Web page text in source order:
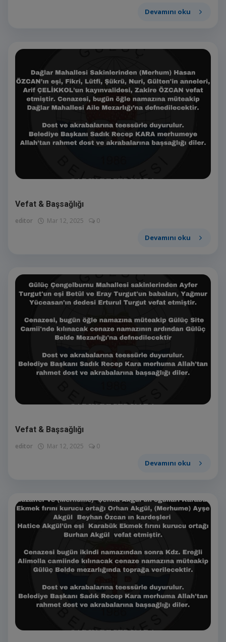
Devamını oku
Vefat & Başsağlığı
editor Mar 12, 2025 0
Devamını oku
Vefat & Başsağlığı
editor Mar 12, 2025 0
Devamını oku